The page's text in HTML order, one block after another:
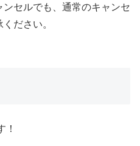
セルでも、通常のキャンセ
ださい。
！